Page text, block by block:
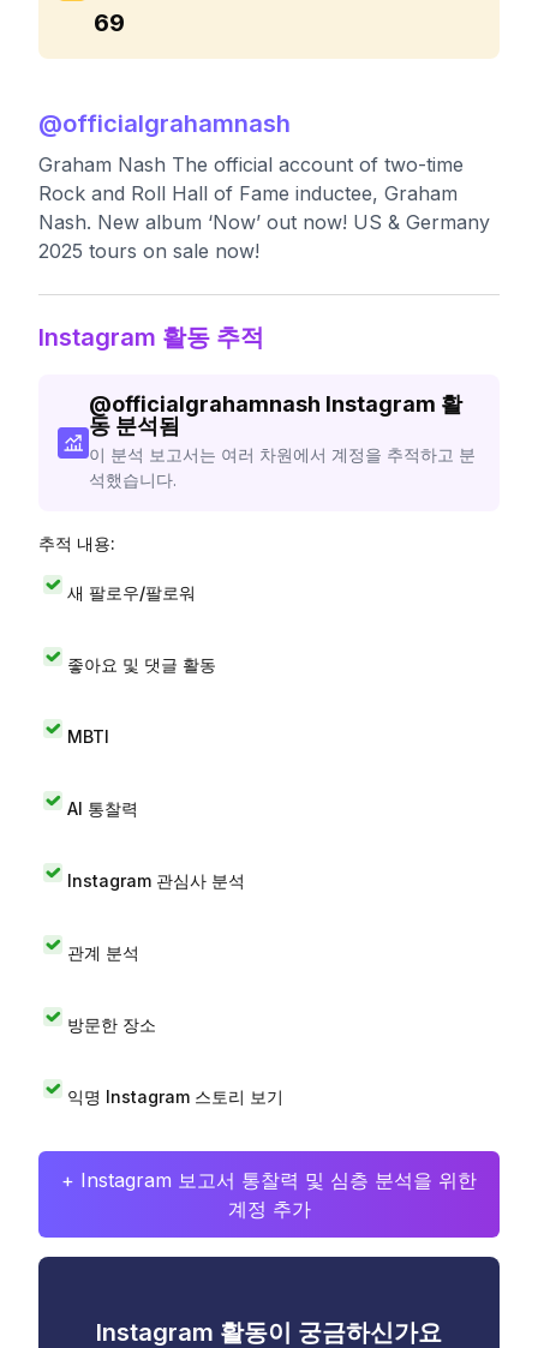
69
@officialgrahamnash
Graham Nash The official account of two-time
Rock and Roll Hall of Fame inductee, Graham
Nash. New album ‘Now’ out now! US & Germany
2025 tours on sale now!
Instagram 활동 추적
@officialgrahamnash Instagram 활
동 분석됨
이 분석 보고서는 여러 차원에서 계정을 추적하고 분
석했습니다.
추적 내용:
새 팔로우/팔로워
좋아요 및 댓글 활동
MBTI
AI 통찰력
Instagram 관심사 분석
관계 분석
방문한 장소
익명 Instagram 스토리 보기
+ Instagram 보고서 통찰력 및 심층 분석을 위한
계정 추가
Instagram 활동이 궁금하신가요